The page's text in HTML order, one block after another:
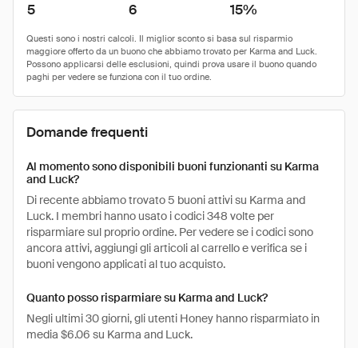
5 6 15%
Domande frequenti
Al momento sono disponibili buoni funzionanti su Karma
and Luck?
Di recente abbiamo trovato 5 buoni attivi su Karma and
Luck. I membri hanno usato i codici 348 volte per
risparmiare sul proprio ordine. Per vedere se i codici sono
ancora attivi, aggiungi gli articoli al carrello e verifica se i
buoni vengono applicati al tuo acquisto.
Quanto posso risparmiare su Karma and Luck?
Negli ultimi 30 giorni, gli utenti Honey hanno risparmiato in
media $6.06 su Karma and Luck.